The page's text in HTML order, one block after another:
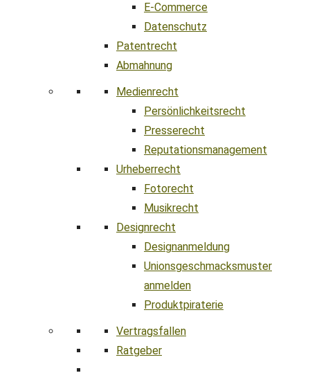
E-Commerce
Datenschutz
Patentrecht
Abmahnung
Medienrecht
Persönlichkeitsrecht
Presserecht
Reputationsmanagement
Urheberrecht
Fotorecht
Musikrecht
Designrecht
Designanmeldung
Unionsgeschmacksmuster
anmelden
Produktpiraterie
Vertragsfallen
Ratgeber